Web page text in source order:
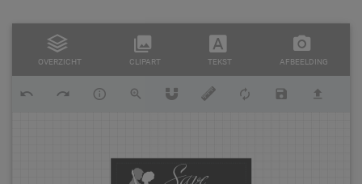
OVERZICHT CLIPART TEKST AFBEELDING